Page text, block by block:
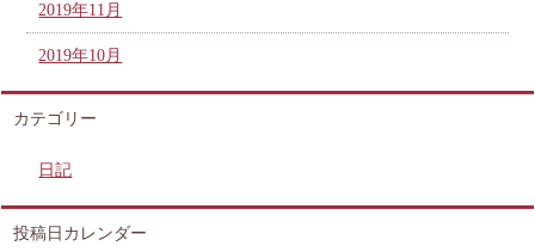
2019年11月
2019年10月
カテゴリー
日記
投稿日カレンダー